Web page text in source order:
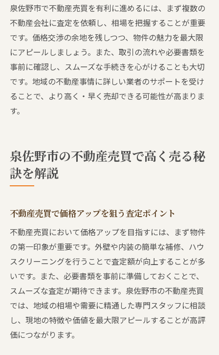
泉佐野市で不動産売買を有利に進めるには、まず複数の
不動産会社に査定を依頼し、相場を把握することが重要
です。価格交渉の余地を残しつつ、物件の魅力を最大限
にアピールしましょう。また、取引の流れや必要書類を
事前に確認し、スムーズな手続きを心がけることも大切
です。地域の不動産事情に詳しい業者のサポートを受け
ることで、より高く・早く売却できる可能性が高まりま
す。
泉佐野市の不動産売買で高く売る秘
訣を解説
不動産売買で価格アップを狙う査定ポイント
不動産売買において価格アップを目指すには、まず物件
の第一印象が重要です。外壁や内装の簡単な補修、ハウ
スクリーニングを行うことで査定額が向上することが多
いです。また、必要書類を事前に準備しておくことで、
スムーズな査定が期待できます。泉佐野市の不動産売買
では、地域の相場や需要に精通した専門スタッフに相談
し、現地の特徴や価値を最大限アピールすることが高評
価につながります。